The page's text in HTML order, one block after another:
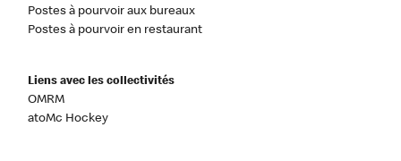
Postes à pourvoir aux bureaux
Postes à pourvoir en restaurant
Liens avec les collectivités
OMRM
atoMc Hockey